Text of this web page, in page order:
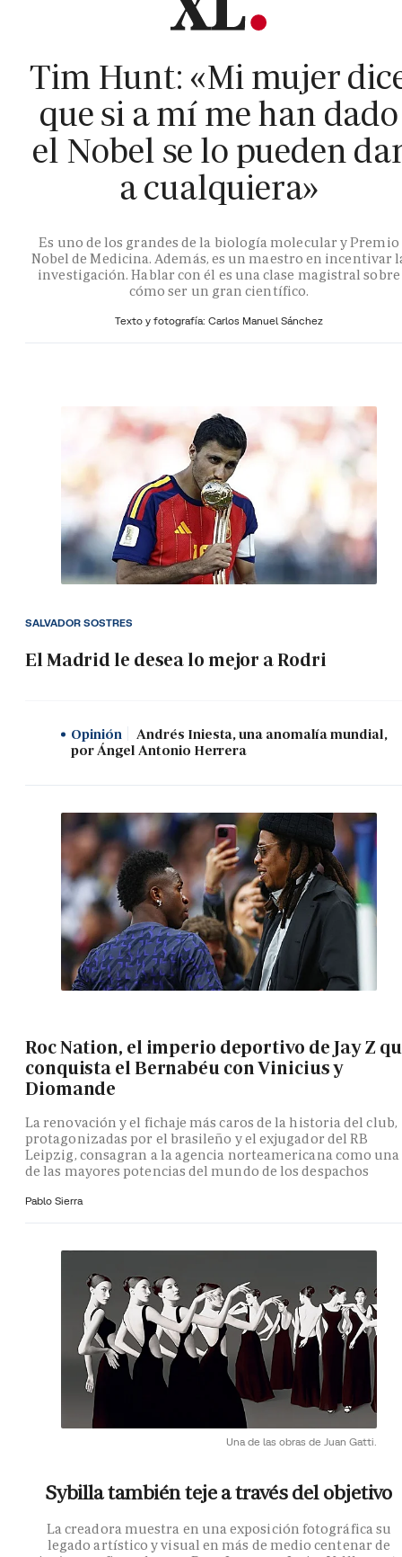
Tim Hunt: «Mi mujer
que si a mí me han dado
el Nobel se lo pueden
a cualquiera»
Es uno de los grandes de la biología molecular y Premio
Nobel de Medicina. Además, es un maestro en incentivar
investigación. Hablar con él es una clase magistral sobre
cómo ser un gran científico.
Texto y fotografía: Carlos Manuel Sánchez
El Madrid le desea lo mejor a Rodri
SALVADOR SOSTRES
Opinión
Andrés Iniesta, una anomalía mundial,
por Ángel Antonio Herrera
Roc Nation, el imperio deportivo de Jay Z
conquista el Bernabéu con Vinicius y
Diomande
La renovación y el fichaje más caros de la historia del club,
protagonizadas por el brasileño y el exjugador del RB
Leipzig, consagran a la agencia norteamericana como una
de las mayores potencias del mundo de los despachos
Pablo Sierra
Una de las obras de Juan Gatti.
Sybilla también teje a través del objetivo
La creadora muestra en una exposición fotográfica su
legado artístico y visual en más de medio centenar de